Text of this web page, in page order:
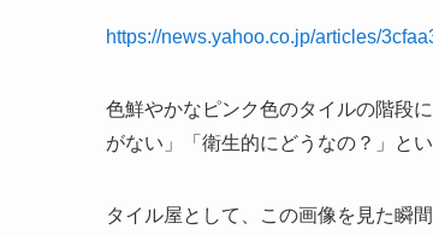
https://news.yahoo.co.jp/articles/
色鮮やかなピンク色のタイルの階段
がない」「衛生的にどうなの？」と
タイル屋として、この画像を見た瞬